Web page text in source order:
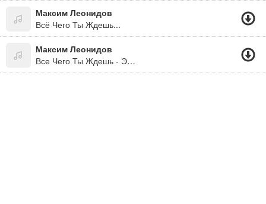
Максим Леонидов
Всё Чего Ты Ждешь...
Максим Леонидов
Все Чего Ты Ждешь - Это Я...